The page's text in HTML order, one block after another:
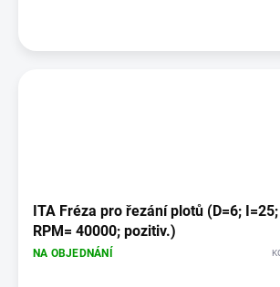
ITA Fréza pro řezání plotů (D=6;
RPM= 40000; pozitiv.)
NA OBJEDNÁNÍ